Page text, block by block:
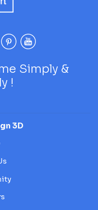
Simply &
!
3D